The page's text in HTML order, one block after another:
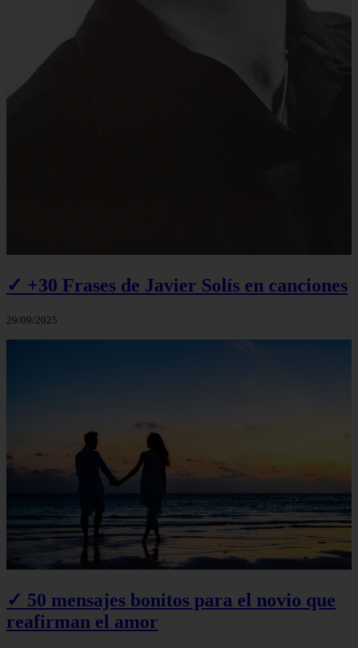
✓ +30 Frases de Javier Solís en canciones
29/09/2025
✓ 50 mensajes bonitos para el novio que
reafirman el amor